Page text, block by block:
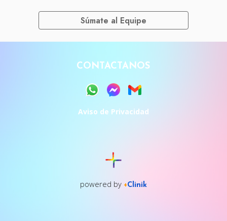
Súmate al Equipe
CONTACTANOS
Aviso de Privacidad
powered by +Clinik